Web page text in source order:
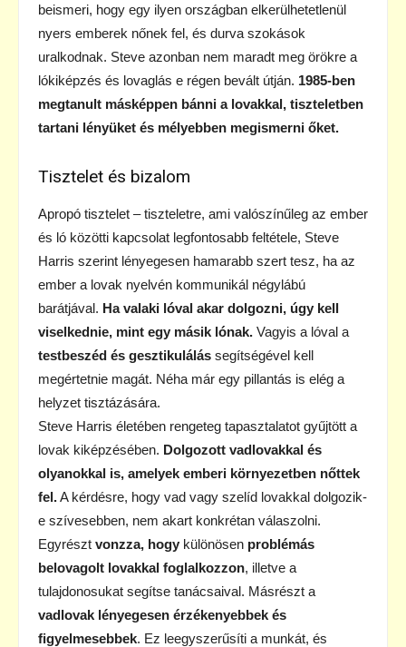
beismeri, hogy egy ilyen országban elkerülhetetlenül
nyers emberek nőnek fel, és durva szokások
uralkodnak. Steve azonban nem maradt meg örökre a
lókiképzés és lovaglás e régen bevált útján. 1985-ben
megtanult másképpen bánni a lovakkal, tiszteletben
tartani lényüket és mélyebben megismerni őket.
Tisztelet és bizalom
Apropó tisztelet – tiszteletre, ami valószínűleg az ember
és ló közötti kapcsolat legfontosabb feltétele, Steve
Harris szerint lényegesen hamarabb szert tesz, ha az
ember a lovak nyelvén kommunikál négylábú
barátjával. Ha valaki lóval akar dolgozni, úgy kell
viselkednie, mint egy másik lónak. Vagyis a lóval a
testbeszéd és gesztikulálás segítségével kell
megértetnie magát. Néha már egy pillantás is elég a
helyzet tisztázására.
Steve Harris életében rengeteg tapasztalatot gyűjtött a
lovak kiképzésében. Dolgozott vadlovakkal és
olyanokkal is, amelyek emberi környezetben nőttek
fel.A kérdésre, hogy vad vagy szelíd lovakkal dolgozik-
e szívesebben, nem akart konkrétan válaszolni.
Egyrészt vonzza, hogy különösen problémás
belovagolt lovakkal foglalkozzon, illetve a
tulajdonosukat segítse tanácsaival. Másrészt a
vadlovak lényegesen érzékenyebbek és
figyelmesebbek. Ez leegyszerűsíti a munkát, és